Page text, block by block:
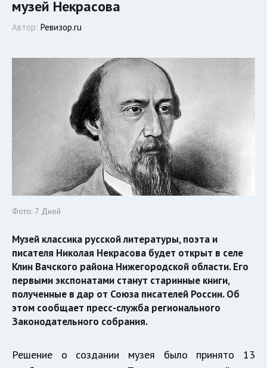
музей Некрасова
Автор: Ревизор.ru
Фото: 7 Дней
Музей классика русской литературы, поэта и
писателя Николая Некрасова будет открыт в селе
Клин Вачского района Нижегородской области. Его
первыми экспонатами станут старинные книги,
полученные в дар от Союза писателей России. Об
этом сообщает пресс-служба регионального
Законодательного собрания.
Решение о создании музея было принято 13